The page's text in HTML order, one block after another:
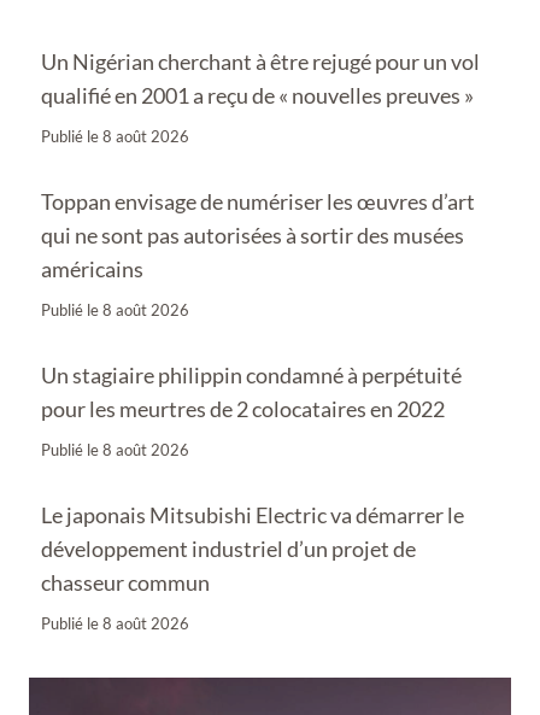
Un Nigérian cherchant à être rejugé pour un vol
qualifié en 2001 a reçu de « nouvelles preuves »
Publié le8 août 2026
Toppan envisage de numériser les œuvres d’art
qui ne sont pas autorisées à sortir des musées
américains
Publié le8 août 2026
Un stagiaire philippin condamné à perpétuité
pour les meurtres de 2 colocataires en 2022
Publié le8 août 2026
Le japonais Mitsubishi Electric va démarrer le
développement industriel d’un projet de
chasseur commun
Publié le8 août 2026